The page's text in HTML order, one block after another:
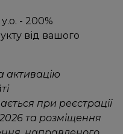
- 200%
від вашого
активацію
при реєстрації
та розміщення